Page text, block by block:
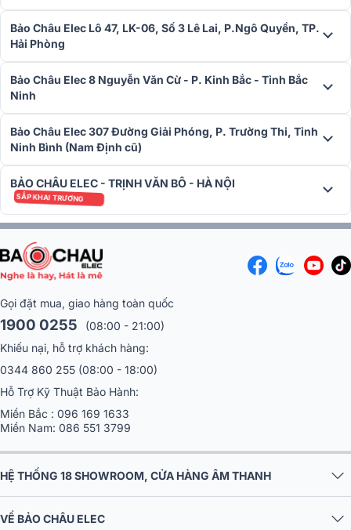
Bảo Châu Elec Lô 47, LK-06, Số 3 Lê Lai, P.Ngô Quyền, TP.
Hải Phòng
Bảo Châu Elec 8 Nguyễn Văn Cừ - P. Kinh Bắc - Tỉnh Bắc
Ninh
Bảo Châu Elec 307 Đường Giải Phóng, P. Trường Thi, Tỉnh
Ninh Bình (Nam Định cũ)
BẢO CHÂU ELEC - TRỊNH VĂN BÔ - HÀ NỘI
SẮP KHAI TRƯƠNG
Gọi đặt mua, giao hàng toàn quốc
1900 0255
(08:00 - 21:00)
Khiếu nại, hỗ trợ khách hàng:
0344 860 255 (08:00 - 18:00)
Hỗ Trợ Kỹ Thuật Bảo Hành:
Miền Bắc : 096 169 1633
Miền Nam: 086 551 3799
HỆ THỐNG 18 SHOWROOM, CỬA HÀNG ÂM THANH
VỀ BẢO CHÂU ELEC